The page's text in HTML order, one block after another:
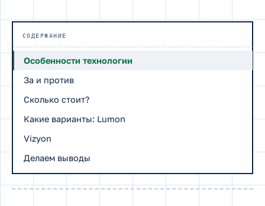
СОДЕРЖАНИЕ
Особенности технологии
За и против
Сколько стоит?
Какие варианты: Lumon
Vizyon
Делаем выводы